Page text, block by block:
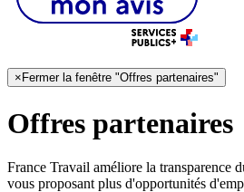
× Fermer la fenêtre "Offres partenaires"
Offres partenaires
France Travail améliore la transparence
vous proposant plus d'opportunités